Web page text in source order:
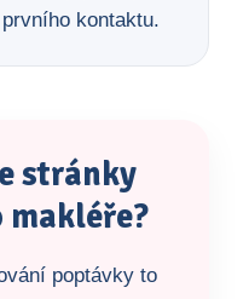
kontaktu.
stránky
poptávky to